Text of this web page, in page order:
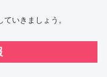
いきましょう。